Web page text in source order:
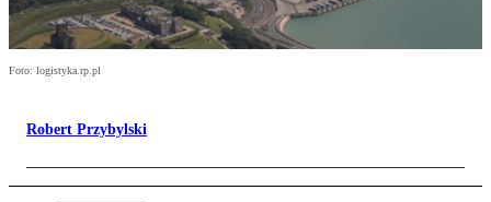
Foto: logistyka.rp.pl
Robert Przybylski